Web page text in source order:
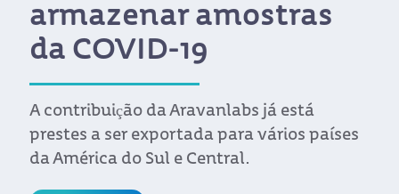
armazenar amostras
da COVID-19
A contribuição da Aravanlabs já está
prestes a ser exportada para vários países
da América do Sul e Central.